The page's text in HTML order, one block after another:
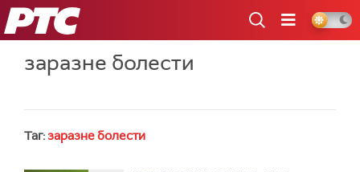
РТС
заразне болести
Таг: заразне болести